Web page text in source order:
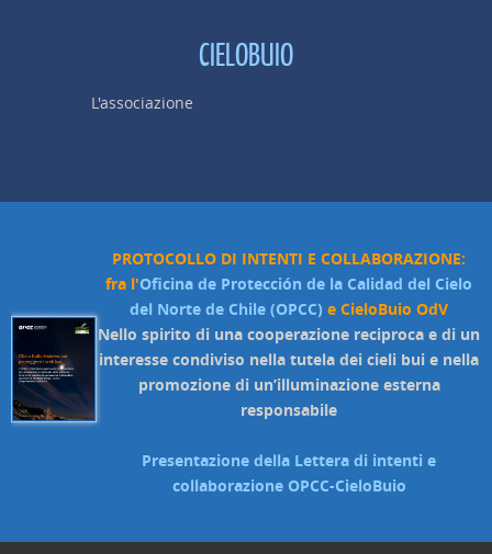
CIELOBUIO
L'associazione
PROTOCOLLO DI INTENTI E COLLABORAZIONE:
fra l'Oficina de Protección de la Calidad del Cielo
del Norte de Chile (OPCC) e CieloBuio OdV
Nello spirito di una cooperazione reciproca e di un
interesse condiviso nella tutela dei cieli bui e nella
promozione di un’illuminazione esterna
responsabile
Presentazione della Lettera di intenti e
collaborazione OPCC-CieloBuio